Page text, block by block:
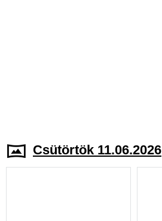
Csütörtök 11.06.2026